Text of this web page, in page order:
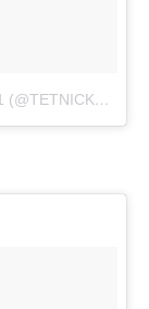
UMA PUBLICAÇÃO PARTILHADA POR 9,001 (@TETNICKLE_ASSISTANTS)